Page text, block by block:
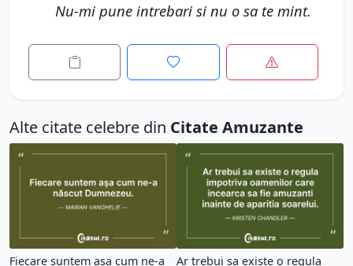
Nu-mi pune intrebari si nu o sa te mint.
Alte citate celebre din Citate Amuzante
Fiecare suntem aşa cum ne-a
Ar trebui sa existe o regula